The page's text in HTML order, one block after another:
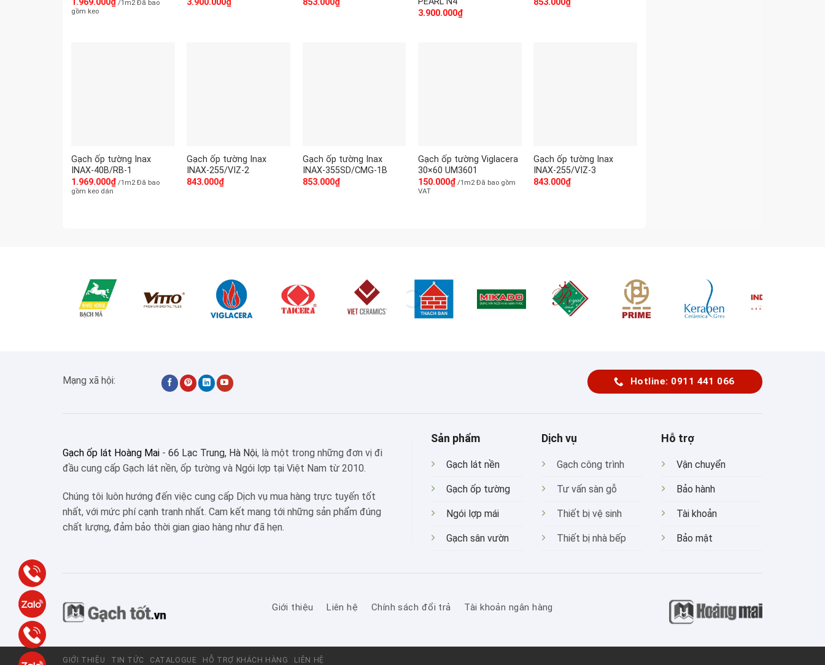
1.969.000₫/1m2 Đã bao
gồm keo
3.900.000₫
853.000₫
3.900.000₫
853.000₫
Gạch ốp tường Inax
INAX-40B/RB-1
1.969.000₫/1m2 Đã bao
gồm keo dán
Gạch ốp tường Inax
INAX-255/VIZ-2
843.000₫
Gạch ốp tường Inax
INAX-355SD/CMG-1B
853.000₫
Gạch ốp tường Viglacera
30×60 UM3601
150.000₫/1m2 Đã bao gồm
VAT
Gạch ốp tường Inax
INAX-255/VIZ-3
843.000₫
Mạng xã hội: Hotline: 0911 441 066
Gạch ốp lát Hoàng Mai - 66 Lạc Trung, Hà Nội, là một trong những đơn vị đi
đầu cung cấp Gạch lát nền, ốp tường và Ngói lợp tại Việt Nam từ 2010.
Chúng tôi luôn hướng đến việc cung cấp Dịch vụ mua hàng trực tuyến tốt
nhất, với mức phí cạnh tranh nhất. Cam kết mang tới những sản phẩm đúng
chất lượng, đảm bảo thời gian giao hàng như đã hẹn.
Sản phẩm
Gạch lát nền
Gạch ốp tường
Ngói lợp mái
Gạch sân vườn
Dịch vụ
Gạch công trình
Tư vấn sàn gỗ
Thiết bị vệ sinh
Thiết bị nhà bếp
Hỗ trợ
Vận chuyển
Bảo hành
Tài khoản
Bảo mật
Giới thiệu Liên hệ Chính sách đổi trả Tài khoản ngân hàng
GIỚI THIỆU TIN TỨC CATALOGUE HỖ TRỢ KHÁCH HÀNG LIÊN HỆ